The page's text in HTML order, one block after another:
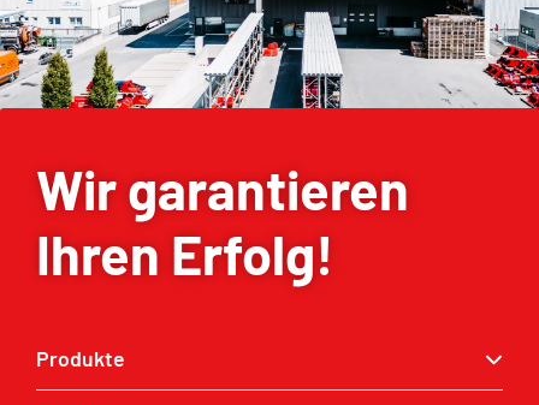
Wir garantieren
Ihren Erfolg!
Produkte